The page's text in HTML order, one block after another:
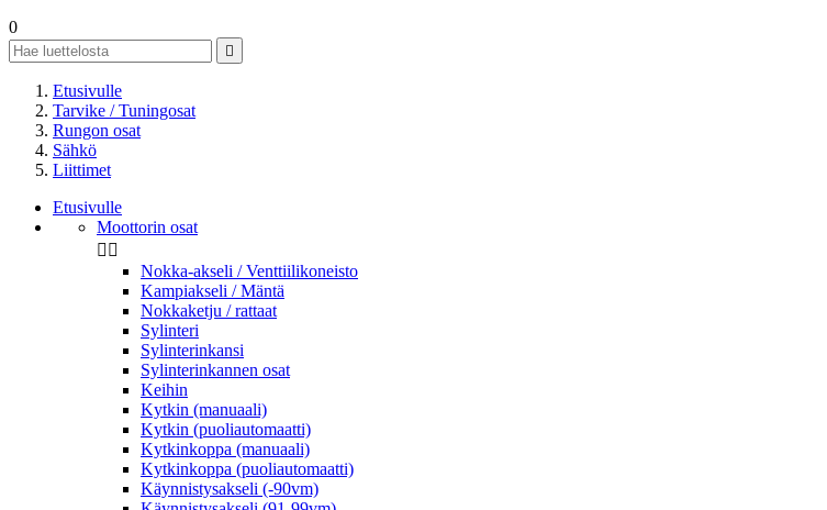
0

Etusivulle
Tarvike / Tuningosat
Rungon osat
Sähkö
Liittimet
Etusivulle
Moottorin osat
 
Nokka-akseli / Venttiilikoneisto
Kampiakseli / Mäntä
Nokkaketju / rattaat
Sylinteri
Sylinterinkansi
Sylinterinkannen osat
Keihin
Kytkin (manuaali)
Kytkin (puoliautomaatti)
Kytkinkoppa (manuaali)
Kytkinkoppa (puoliautomaatti)
Käynnistysakseli (-90vm)